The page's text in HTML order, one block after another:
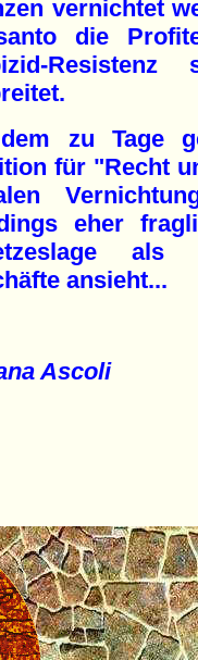
vernichtet
die
zu Tage
für "Recht
eher
als
ansieht...
Ascoli